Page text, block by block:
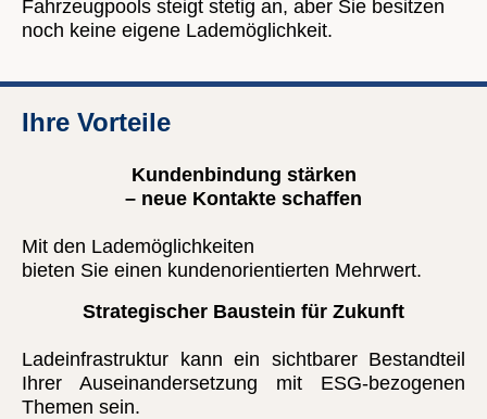
Fahrzeugpools steigt stetig an, aber Sie besitzen
noch keine eigene Lademöglichkeit.
Ihre Vorteile
Kundenbindung stärken
– neue Kontakte schaffen
Mit den Lademöglichkeiten
bieten Sie einen kundenorientierten Mehrwert.
Strategischer Baustein für Zukunft
Ladeinfrastruktur kann ein sichtbarer Bestandteil
Ihrer Auseinandersetzung mit ESG-bezogenen
Themen sein.